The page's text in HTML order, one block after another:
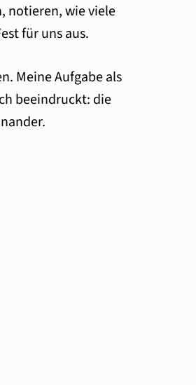
notieren, wie viele
für uns aus.
Meine Aufgabe als
beeindruckt: die